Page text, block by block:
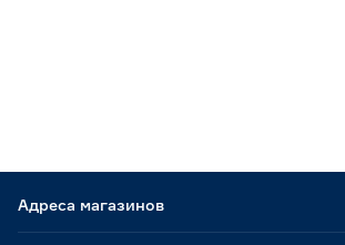
Адреса магазинов